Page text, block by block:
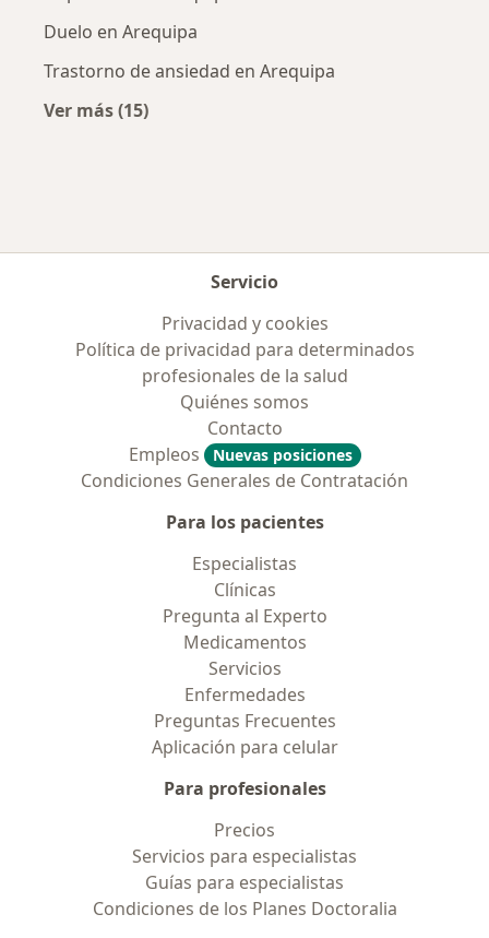
Duelo en Arequipa
Trastorno de ansiedad en Arequipa
Ver más (15)
Servicio
Privacidad y cookies
Política de privacidad para determinados
profesionales de la salud
Quiénes somos
Contacto
Empleos
Nuevas posiciones
Condiciones Generales de Contratación
Para los pacientes
Especialistas
Clínicas
Pregunta al Experto
Medicamentos
Servicios
Enfermedades
Preguntas Frecuentes
Aplicación para celular
Para profesionales
Precios
Servicios para especialistas
Guías para especialistas
Condiciones de los Planes Doctoralia